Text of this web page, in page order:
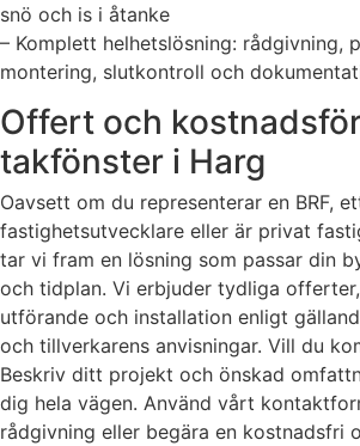
snö och is i åtanke
– Komplett helhetslösning: rådgivning,
montering, slutkontroll och
Offert och
takfönster i Harg
Oavsett om du representerar en BRF,
fastighetsutvecklare eller är privat
tar vi fram en lösning som passar din
och tidplan. Vi erbjuder tydliga
utförande och installation enligt
och tillverkarens anvisningar. Vill du
Beskriv ditt projekt och önskad
dig hela vägen. Använd vårt
rådgivning eller begära en kostnadsfri